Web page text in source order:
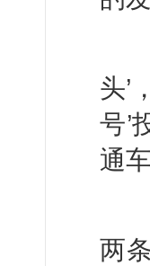
一
头’
号’
通
数
两